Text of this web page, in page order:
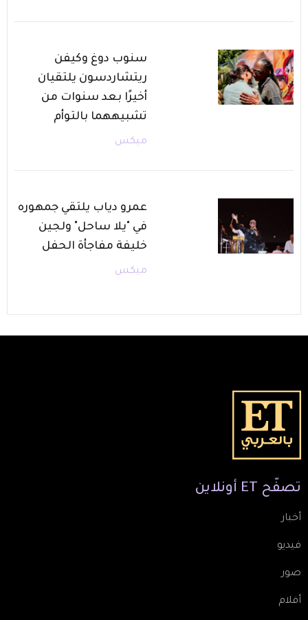
سنوب دوغ وكيفن
ريتشاردسون يلتقيان
أخيرًا بعد سنوات من
تشبيههما بالتوأم
ميكس
عمرو دياب يلتقي جمهوره
في "يلا ساحل" ولجين
خليفة مفاجأة الحفل
ميكس
تصفّح ET أونلاين
أخبار
فيديو
صور
أفلام